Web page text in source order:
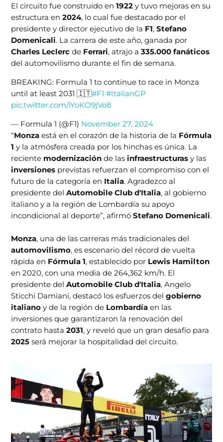
El circuito fue construido en1922y tuvo mejoras en su
estructura en2024, lo cual fue destacado por el
presidente y director ejecutivo de la F1,Stefano
Domenicali. La carrera de este año, ganada por
Charles Leclercde Ferrari, atrajo a335.000 fanáticos
del automovilismo durante el fin de semana.
BREAKING: Formula 1 to continue to race in Monza
until at least 2031 🇮🇹#F1 #ItalianGP
pic.twitter.com/iYoKO9jVo8
— Formula 1 (@F1) November 27, 2024
“Monzaestá en el corazón de la historia de la Fórmula
1y la atmósfera creada por los hinchas es única. La
reciente modernizaciónde lasinfraestructurasy las
inversiones previstas refuerzan el compromiso con el
futuro de la categoría en Italia. Agradezco al
presidente delAutomobile Club d'Italia, al gobierno
italiano y a la región de Lombardía su apoyo
incondicional al deporte”, afirmóStefano Domenicali.
Monza, una de las carreras más tradicionales del
automovilismo, es escenario del récord de vuelta
rápida en Fórmula 1, establecido por Lewis Hamilton
en 2020, con una media de 264,362 km/h. El
presidente delAutomobile Club d'Italia, Angelo
Sticchi Damiani, destacó los esfuerzos delgobierno
italianoy de la región de Lombardíaen las
inversiones que garantizaron la renovación del
contrato hasta2031, y reveló que un gran desafío para
2025será mejorar la hospitalidad del circuito.